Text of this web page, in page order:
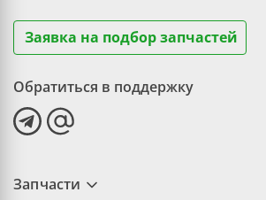
Заявка на подбор запчастей
Обратиться в поддержку
Запчасти